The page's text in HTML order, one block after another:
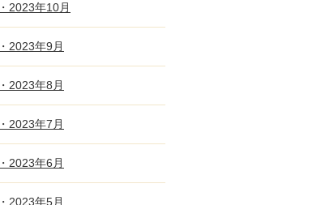
・2023年10月
・2023年9月
・2023年8月
・2023年7月
・2023年6月
・2023年5月